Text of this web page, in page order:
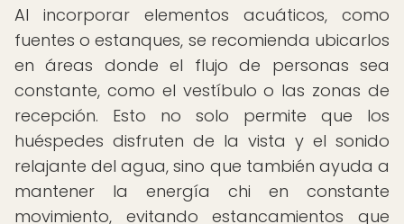
Al incorporar elementos acuáticos, como
fuentes o estanques, se recomienda ubicarlos
en áreas donde el flujo de personas sea
constante, como el vestíbulo o las zonas de
recepción. Esto no solo permite que los
huéspedes disfruten de la vista y el sonido
relajante del agua, sino que también ayuda a
mantener la energía chi en constante
movimiento, evitando estancamientos que